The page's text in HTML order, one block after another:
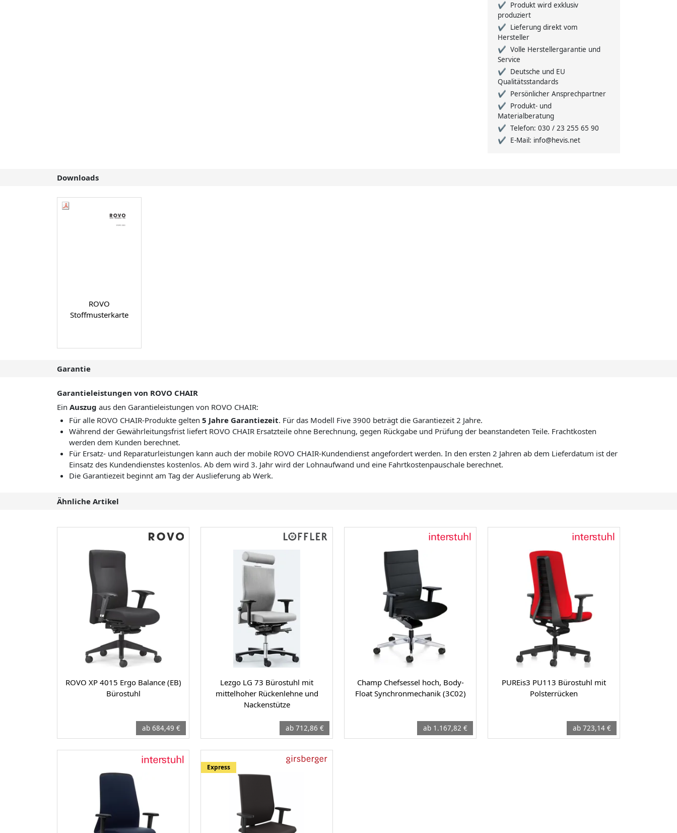
Produkt wird exklusiv
produziert
Lieferung direkt vom
Hersteller
Volle Herstellergarantie und
Service
Deutsche und EU
Qualitätsstandards
Persönlicher Ansprechpartner
Produkt- und
Materialberatung
Telefon: 030 / 23 255 65 90
E-Mail: info@hevis.net
Downloads
ROVO
Stoffmusterkarte
Garantie
Garantieleistungen von ROVO CHAIR
EinAuszug aus den Garantieleistungen von ROVO CHAIR:
Für alle ROVO CHAIR-Produkte gelten5 Jahre Garantiezeit. Für das Modell Five 3900 beträgt die Garantiezeit 2 Jahre.
Während der Gewährleitungsfrist liefert ROVO CHAIR Ersatzteile ohne Berechnung, gegen Rückgabe und Prüfung der beanstandeten Teile. Frachtkosten
werden dem Kunden berechnet.
Für Ersatz- und Reparaturleistungen kann auch der mobile ROVO CHAIR-Kundendienst angefordert werden. In den ersten 2 Jahren ab dem Lieferdatum ist der
Einsatz des Kundendienstes kostenlos. Ab dem wird 3. Jahr wird der Lohnaufwand und eine Fahrtkostenpauschale berechnet.
Die Garantiezeit beginnt am Tag der Auslieferung ab Werk.
Ähnliche Artikel
ROVO XP 4015 Ergo Balance (EB)
Bürostuhl
ab 684,49 €
Lezgo LG 73 Bürostuhl mit
mittelhoher Rückenlehne und
Nackenstütze
ab 712,86 €
Champ Chefsessel hoch, Body-
Float Synchronmechanik (3C02)
ab 1.167,82 €
PUREis3 PU113 Bürostuhl mit
Polsterrücken
ab 723,14 €
Express